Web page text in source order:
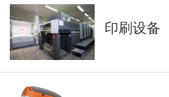
印刷设备